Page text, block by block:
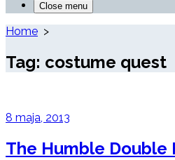
Close menu
Home >
Tag: costume quest
8 maja, 2013
The Humble Double